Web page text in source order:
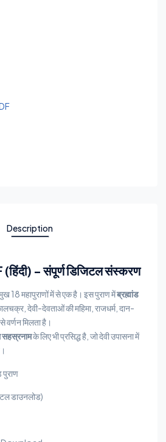
Description
(हिंदी) – संपूर्ण डिजिटल संस्करण
18 महापुराणों में से एक है। इस पुराण मेंब्रह्मांड
देवी-देवताओं की महिमा, राजधर्म, दान-
से वर्णन मिलता है।
सहस्रनामके लिए भी प्रसिद्ध है, जो देवी उपासना में
पुराण
डाउनलोड)